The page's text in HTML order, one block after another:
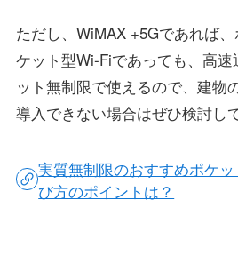
ただし、WiMAX +5Gであれば
ケット型Wi-Fiであっても、高
ット無制限で使えるので、建物
導入できない場合はぜひ検討し
実質無制限のおすすめポケ
び方のポイントは？